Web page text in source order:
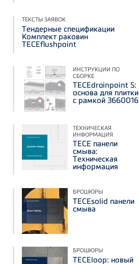
ТЕКСТЫ ЗАЯВОК
Тендерные спецификации
Комплект раковин
TECEflushpoint
ИНСТРУКЦИИ ПО
СБОРКЕ
TECEdrainpoint S:
основа для плитки
с рамкой 3660016
ТЕХНИЧЕСКАЯ
ИНФОРМАЦИЯ
TECE панели
смыва:
Техническая
информация
БРОШЮРЫ
TECEsolid панели
смыва
БРОШЮРЫ
TECEloop: новый